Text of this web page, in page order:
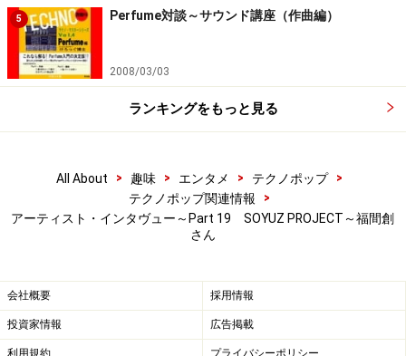
5 Perfume対談～サウンド講座（作曲編）
2008/03/03
ランキングをもっと見る
All About > 趣味 > エンタメ > テクノポップ
>
テクノポップ関連情報
>
アーティスト・インタヴュー～Part 19 SOYUZ PROJECT～福間創
さん
会社概要 採用情報
投資家情報 広告掲載